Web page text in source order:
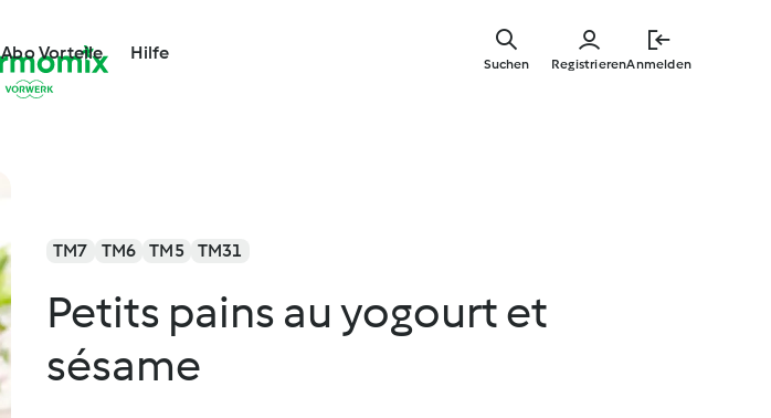
Abo Vorteile Hilfe
RegistrierenAnmelden
Suchen
TM7 TM6 TM5 TM31
Petits pains au yogourt et
sésame